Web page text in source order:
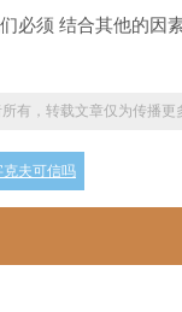
必须 结合其他的因
有，转载文章仅为传播
克夫可信吗